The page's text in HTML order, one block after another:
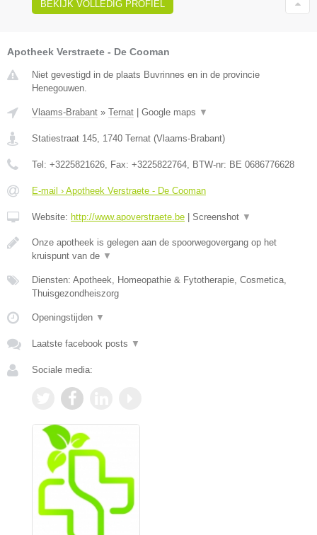
BEKIJK VOLLEDIG PROFIEL
Apotheek Verstraete - De Cooman
Niet gevestigd in de plaats Buvrinnes en in de provincie
Henegouwen.
Vlaams-Brabant » Ternat | Google maps ▼
Statiestraat 145 1740 Ternat (Vlaams-Brabant)
Tel: +3225821626 , Fax: +3225822764 , BTW-nr: BE 0686776628
E-mail › Apotheek Verstraete - De Cooman
Website: http://www.apoverstraete.be | Screenshot ▼
Onze apotheek is gelegen aan de spoorwegovergang op het
kruispunt van de ▼
Diensten: Apotheek, Homeopathie & Fytotherapie, Cosmetica,
Thuisgezondheiszorg
Openingstijden ▼
Laatste facebook posts ▼
Sociale media: